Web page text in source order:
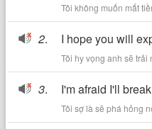
Tôi không muốn mất
2. I hope you will
Tôi hy vọng anh sẽ trải
3. I'm afraid I'll
Tôi sợ là sẽ phá hỏng